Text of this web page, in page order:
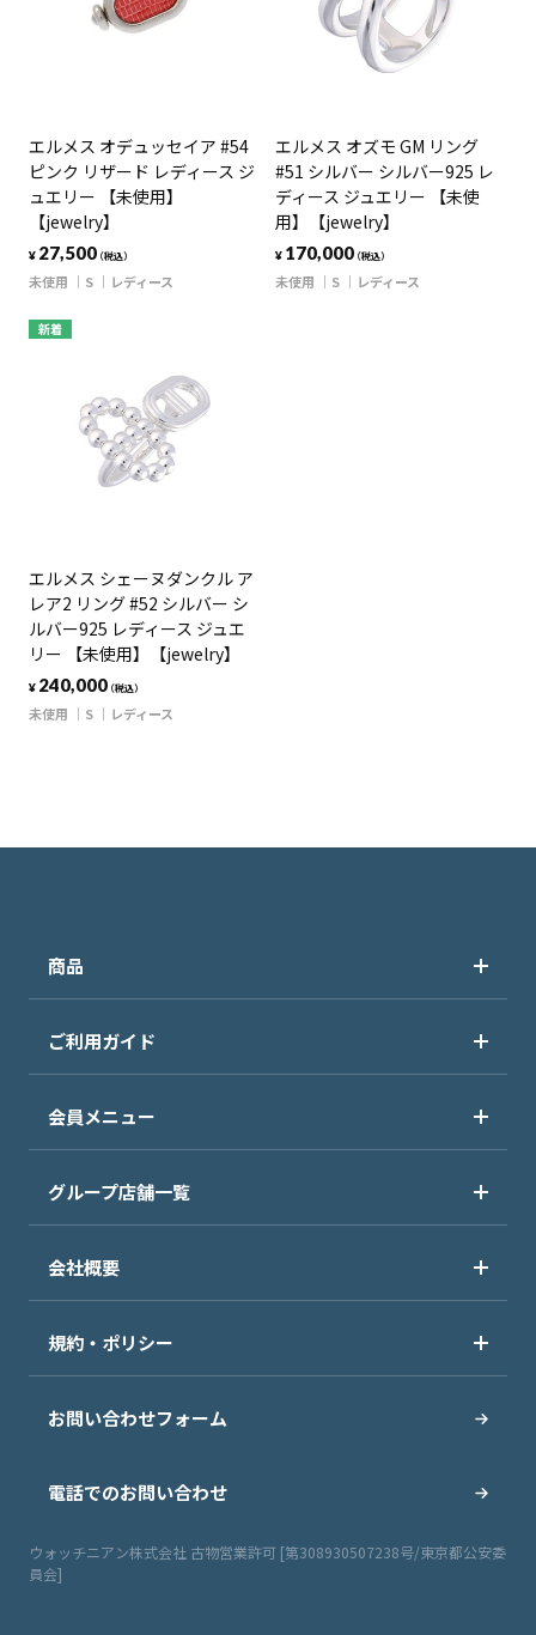
エルメス オデュッセイア #54
ピンク リザード レディース ジ
ュエリー 【未使用】
【jewelry】
¥ 27,500（税込）
未使用 S レディース
エルメス オズモ GM リング
#51 シルバー シルバー925 レ
ディース ジュエリー 【未使
用】【jewelry】
¥ 170,000（税込）
未使用 S レディース
新着
エルメス シェーヌダンクル ア
レア2 リング #52 シルバー シ
ルバー925 レディース ジュエ
リー 【未使用】【jewelry】
¥ 240,000（税込）
未使用 S レディース
商品
ご利用ガイド
会員メニュー
グループ店舗一覧
会社概要
規約・ポリシー
お問い合わせフォーム
電話でのお問い合わせ
ウォッチニアン株式会社 古物営業許可 [第308930507238号/東京都公安委
員会]